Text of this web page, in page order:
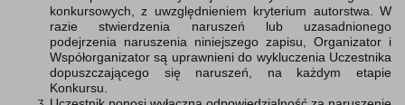
konkursowych, z uwzględnieniem kryterium autorstwa. W
razie stwierdzenia naruszeń lub uzasadnionego
podejrzenia naruszenia niniejszego zapisu, Organizator i
Współorganizator są uprawnieni do wykluczenia Uczestnika
dopuszczającego się naruszeń, na każdym etapie
Konkursu.